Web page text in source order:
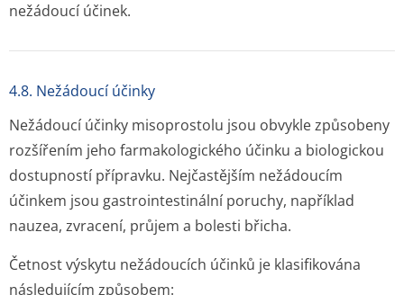
nežádoucí účinek.
4.8. Nežádoucí účinky
Nežádoucí účinky misoprostolu jsou obvykle způsobeny
rozšířením jeho farmakologického účinku a biologickou
dostupností přípravku. Nejčastějším nežádoucím
účinkem jsou gastrointestinální poruchy, například
nauzea, zvracení, průjem a bolesti břicha.
Četnost výskytu nežádoucích účinků je klasifikována
následujícím způsobem: